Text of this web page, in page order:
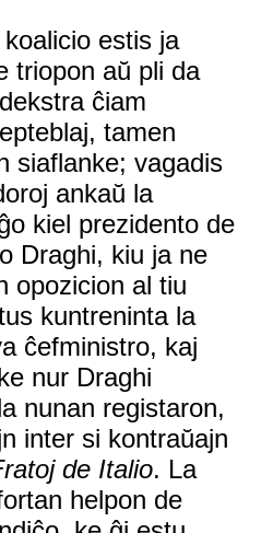
estis ja
triopon aŭ pli da
ĉiam
tamen
siaflanke; vagadis
ankaŭ la
kiel prezidento de
Draghi, kiu ja ne
opozicion al tiu
kuntreninta la
ĉefministro, kaj
nur Draghi
nunan registaron,
inter si kontraŭajn
de Italio. La
helpon de